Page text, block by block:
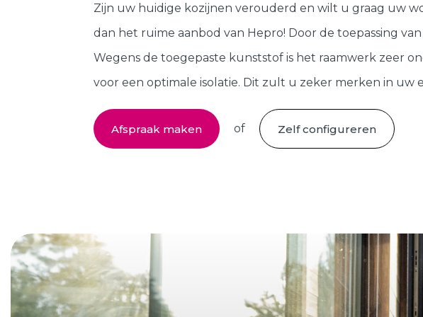
Zijn uw huidige kozijnen verouderd en wilt u graag uw
dan het ruime aanbod van Hepro! Door de toepassing
Wegens de toegepaste kunststof is het raamwerk zeer
voor een optimale isolatie. Dit zult u zeker merken in uw
Afspraak maken of Zelf configureren
Samenstellen
SHOWROOM BEZOEKEN